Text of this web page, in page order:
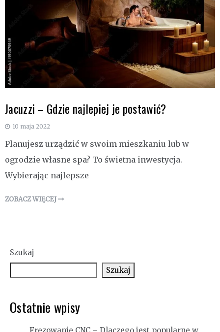
Jacuzzi – Gdzie najlepiej je postawić?
10 maja 2022
Planujesz urządzić w swoim mieszkaniu lub w
ogrodzie własne spa? To świetna inwestycja.
Wybierając najlepsze
ZOBACZ WIĘCEJ
Szukaj
Szukaj
Ostatnie wpisy
Frezowanie CNC – Dlaczego jest popularne w